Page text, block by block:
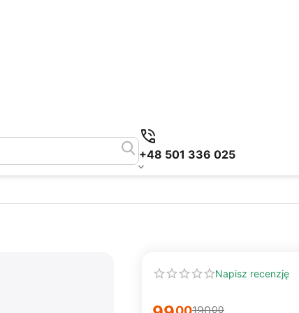
+48 501 336 025
Napisz recenzję
19000